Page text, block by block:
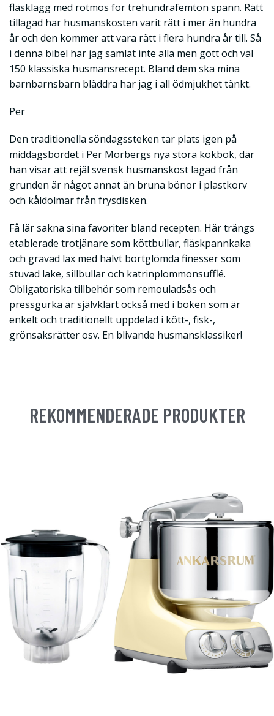
fläsklägg med rotmos för trehundrafemton spänn. Rätt
tillagad har husmanskosten varit rätt i mer än hundra
år och den kommer att vara rätt i flera hundra år till. Så
i denna bibel har jag samlat inte alla men gott och väl
150 klassiska husmansrecept. Bland dem ska mina
barnbarnsbarn bläddra har jag i all ödmjukhet tänkt.
Per
Den traditionella söndagssteken tar plats igen på
middagsbordet i Per Morbergs nya stora kokbok, där
han visar att rejäl svensk husmanskost lagad från
grunden är något annat än bruna bönor i plastkorv
och kåldolmar från frysdisken.
Få lär sakna sina favoriter bland recepten. Här trängs
etablerade trotjänare som köttbullar, fläskpannkaka
och gravad lax med halvt bortglömda finesser som
stuvad lake, sillbullar och katrinplommonsufflé.
Obligatoriska tillbehör som remouladsås och
pressgurka är självklart också med i boken som är
enkelt och traditionellt uppdelad i kött-, fisk-,
grönsaksrätter osv. En blivande husmansklassiker!
REKOMMENDERADE PRODUKTER